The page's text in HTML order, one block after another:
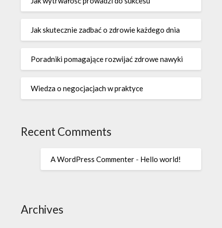
Jak skutecznie zadbać o zdrowie każdego dnia
Poradniki pomagające rozwijać zdrowe nawyki
Wiedza o negocjacjach w praktyce
Recent Comments
A WordPress Commenter - Hello world!
Archives